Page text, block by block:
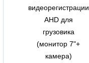
видеорегистрации
AHD для
грузовика
(монитор 7"+
камера)